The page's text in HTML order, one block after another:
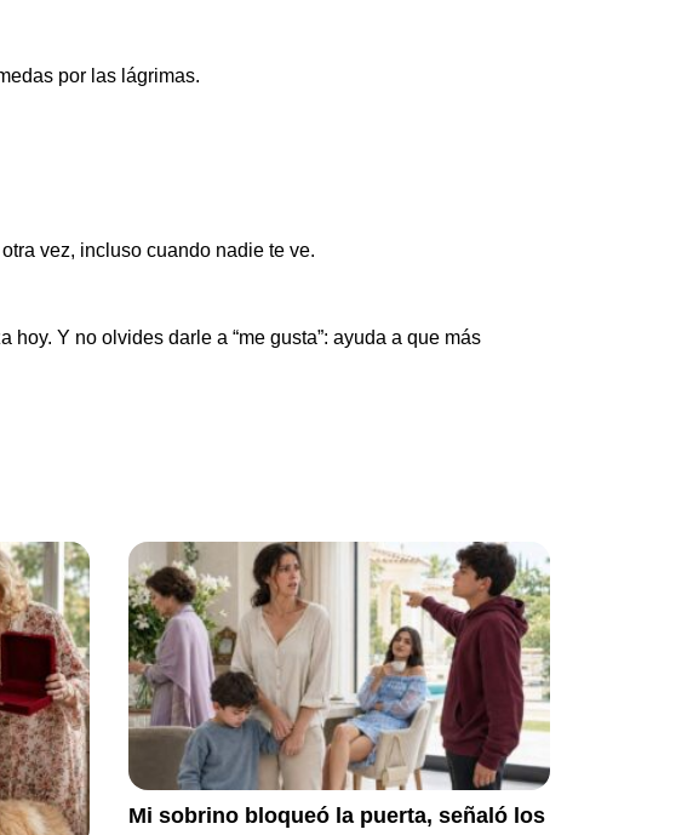
por las lágrimas.
vez, incluso cuando nadie te ve.
Y no olvides darle a “me gusta”: ayuda a que más
Mi sobrino bloqueó la puerta, señaló los